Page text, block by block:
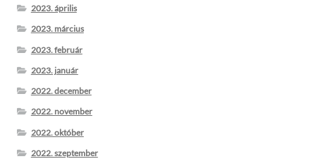
2023. április
2023. március
2023. február
2023. január
2022. december
2022. november
2022. október
2022. szeptember